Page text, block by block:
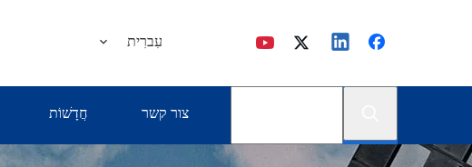
עִברִית
צור קשר חֲדָשׁוֹת